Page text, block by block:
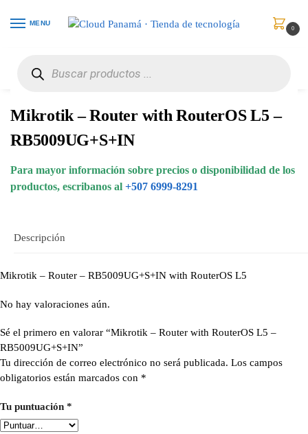
MENU
0
Mikrotik – Router with RouterOS L5 –
RB5009UG+S+IN
Para mayor información sobre precios o disponibilidad de los
productos, escribanos al +507 6999-8291
Descripción
Mikrotik – Router – RB5009UG+S+IN with RouterOS L5
No hay valoraciones aún.
Sé el primero en valorar “Mikrotik – Router with RouterOS L5 –
RB5009UG+S+IN”
Tu dirección de correo electrónico no será publicada. Los campos
obligatorios están marcados con *
Tu puntuación *